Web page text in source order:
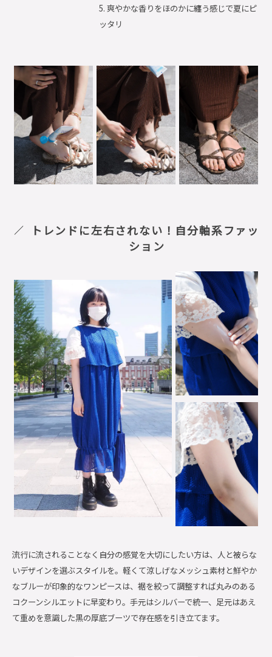
5. 爽やかな香りをほのかに纏う感じで夏にピ
ッタリ
トレンドに左右されない！自分軸系ファッ
ション
流行に流されることなく自分の感覚を大切にしたい方は、人と被らな
いデザインを選ぶスタイルを。軽くて涼しげなメッシュ素材と鮮やか
なブルーが印象的なワンピースは、裾を絞って調整すれば丸みのある
コクーンシルエットに早変わり。手元はシルバーで統一、足元はあえ
て重めを意識した黒の厚底ブーツで存在感を引き立てます。